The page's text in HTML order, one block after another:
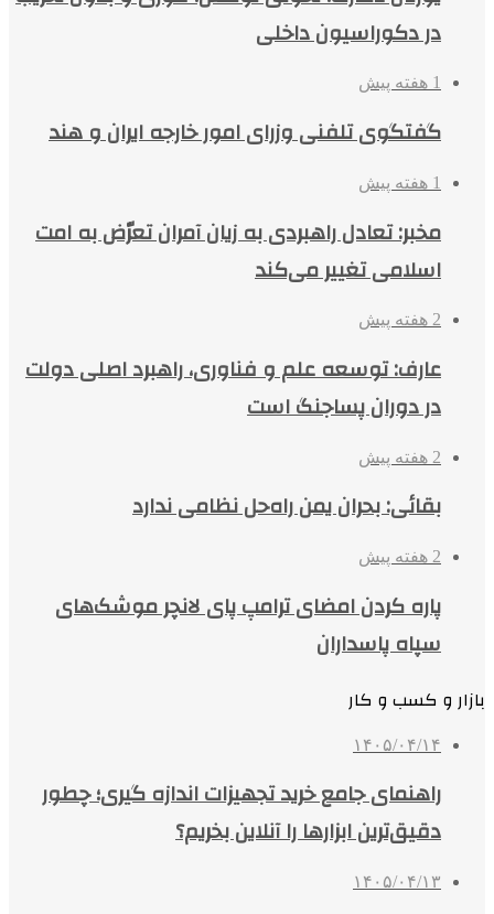
در دکوراسیون داخلی
1 هفته پیش
گفتگوی تلفنی وزرای امور خارجه ایران و هند
1 هفته پیش
مخبر: تعادل راهبردی به زیان آمران تعرّض به امت
اسلامی تغییر می‌کند
2 هفته پیش
عارف: توسعه علم و فناوری، راهبرد اصلی دولت
در دوران پساجنگ است
2 هفته پیش
بقائی: بحران یمن راه‌حل نظامی ندارد
2 هفته پیش
پاره کردن امضای ترامپ پای لانچر موشک‌های
سپاه پاسداران
بازار و کسب و کار
۱۴۰۵/۰۴/۱۴
راهنمای جامع خرید تجهیزات اندازه گیری؛ چطور
دقیق‌ترین ابزارها را آنلاین بخریم؟
۱۴۰۵/۰۴/۱۳